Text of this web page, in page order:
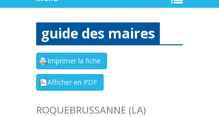
guide des maires
ROQUEBRUSSANNE (LA)